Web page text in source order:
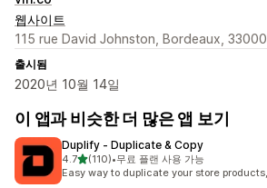
웹사이트
115 rue David Johnston, Bordeaux,
출시됨
2020년 10월 14일
이 앱과 비슷한 더 많은 앱 보기
Duplify ‑ Duplicate & Copy
4.7별 5개 중
(110)
총 리뷰 110개
•무료 플랜 사용 가능
Easy way to duplicate your store